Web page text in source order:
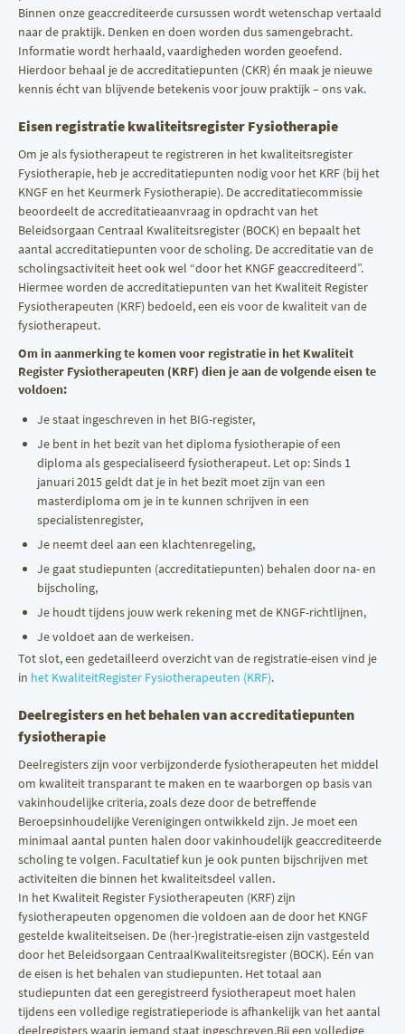
Binnen onze geaccrediteerde cursussen wordt wetenschap vertaald
naar de praktijk. Denken en doen worden dus samengebracht.
Informatie wordt herhaald, vaardigheden worden geoefend.
Hierdoor behaal je de accreditatiepunten (CKR) én maak je nieuwe
kennis écht van blijvende betekenis voor jouw praktijk – ons vak.
Eisen registratie kwaliteitsregister Fysiotherapie
Om je als fysiotherapeut te registreren in het kwaliteitsregister
Fysiotherapie, heb je accreditatiepunten nodig voor het KRF (bij het
KNGF en het Keurmerk Fysiotherapie). De accreditatiecommissie
beoordeelt de accreditatieaanvraag in opdracht van het
Beleidsorgaan Centraal Kwaliteitsregister (BOCK) en bepaalt het
aantal accreditatiepunten voor de scholing. De accreditatie van de
scholingsactiviteit heet ook wel “door het KNGF geaccrediteerd”.
Hiermee worden de accreditatiepunten van het Kwaliteit Register
Fysiotherapeuten (KRF) bedoeld, een eis voor de kwaliteit van de
fysiotherapeut.
Om in aanmerking te komen voor registratie in het Kwaliteit
Register Fysiotherapeuten (KRF) dien je aan de volgende eisen te
voldoen:
Je staat ingeschreven in het BIG-register,
Je bent in het bezit van het diploma fysiotherapie of een
diploma als gespecialiseerd fysiotherapeut. Let op: Sinds 1
januari 2015 geldt dat je in het bezit moet zijn van een
masterdiploma om je in te kunnen schrijven in een
specialistenregister,
Je neemt deel aan een klachtenregeling,
Je gaat studiepunten (accreditatiepunten) behalen door na- en
bijscholing,
Je houdt tijdens jouw werk rekening met de KNGF-richtlijnen,
Je voldoet aan de werkeisen.
Tot slot, een gedetailleerd overzicht van de registratie-eisen vind je
in het KwaliteitRegister Fysiotherapeuten (KRF).
Deelregisters en het behalen van accreditatiepunten
fysiotherapie
Deelregisters zijn voor verbijzonderde fysiotherapeuten het middel
om kwaliteit transparant te maken en te waarborgen op basis van
vakinhoudelijke criteria, zoals deze door de betreffende
Beroepsinhoudelijke Verenigingen ontwikkeld zijn. Je moet een
minimaal aantal punten halen door vakinhoudelijk geaccrediteerde
scholing te volgen. Facultatief kun je ook punten bijschrijven met
activiteiten die binnen het kwaliteitsdeel vallen.
In het Kwaliteit Register Fysiotherapeuten (KRF) zijn
fysiotherapeuten opgenomen die voldoen aan de door het KNGF
gestelde kwaliteitseisen. De (her-)registratie-eisen zijn vastgesteld
door het Beleidsorgaan CentraalKwaliteitsregister (BOCK). Eén van
de eisen is het behalen van studiepunten. Het totaal aan
studiepunten dat een geregistreerd fysiotherapeut moet halen
tijdens een volledige registratieperiode is afhankelijk van het aantal
deelregisters waarin iemand staat ingeschreven.Bij een volledige